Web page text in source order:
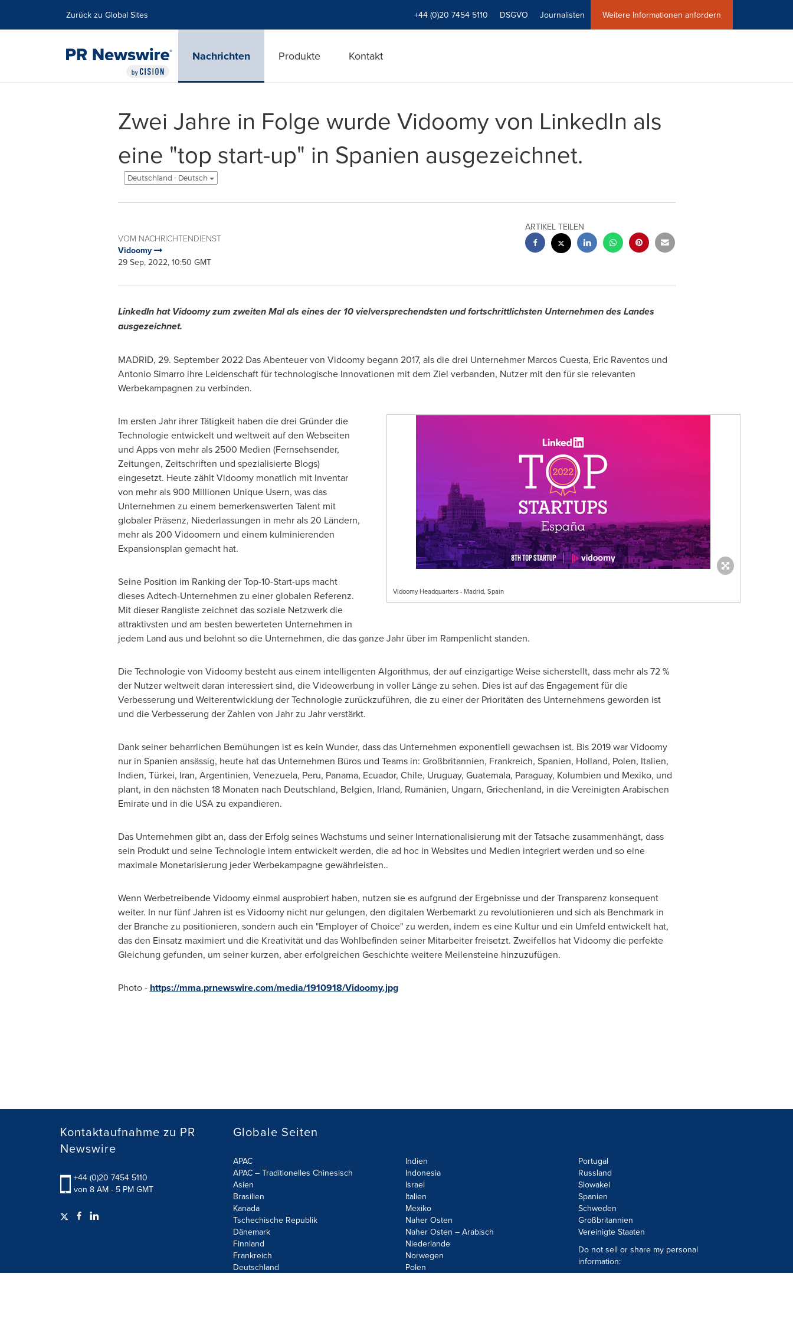
Zurück zu Global Sites +44 (0)20 7454 5110 DSGVO Journalisten Weitere Informationen anfordern
Nachrichten Produkte Kontakt
Zwei Jahre in Folge wurde Vidoomy von LinkedIn als
eine "top start-up" in Spanien ausgezeichnet.
Deutschland - Deutsch
VOM NACHRICHTENDIENST
Vidoomy
29 Sep, 2022, 10:50 GMT
ARTIKEL TEILEN
LinkedIn hat Vidoomy zum zweiten Mal als eines der 10 vielversprechendsten und fortschrittlichsten Unternehmen des Landes
ausgezeichnet.
MADRID, 29. September 2022Das Abenteuer von Vidoomy begann 2017, als die drei Unternehmer Marcos Cuesta, Eric Raventosund
Antonio Simarroihre Leidenschaft für technologische Innovationen mit dem Ziel verbanden, Nutzer mit den für sie relevanten
Werbekampagnen zu verbinden.
Vidoomy Headquarters - Madrid, Spain
Im ersten Jahr ihrer Tätigkeit haben die drei Gründer die
Technologie entwickelt und weltweit auf den Webseiten
und Apps von mehr als 2500 Medien (Fernsehsender,
Zeitungen, Zeitschriften und spezialisierte Blogs)
eingesetzt. Heute zählt Vidoomy monatlich mit Inventar
von mehr als 900 Millionen Unique Usern, was das
Unternehmen zu einem bemerkenswerten Talent mit
globaler Präsenz, Niederlassungen in mehr als 20 Ländern,
mehr als 200 Vidoomern und einem kulminierenden
Expansionsplan gemacht hat.
Seine Position im Ranking der Top-10-Start-ups macht
dieses Adtech-Unternehmen zu einer globalen Referenz.
Mit dieser Rangliste zeichnet das soziale Netzwerk die
attraktivsten und am besten bewerteten Unternehmen in
jedem Land aus und belohnt so die Unternehmen, die das ganze Jahr über im Rampenlicht standen.
Die Technologie von Vidoomy besteht aus einem intelligenten Algorithmus, der auf einzigartige Weise sicherstellt, dass mehr als 72 %
der Nutzer weltweit daran interessiert sind, die Videowerbung in voller Länge zu sehen. Dies ist auf das Engagement für die
Verbesserung und Weiterentwicklung der Technologie zurückzuführen, die zu einer der Prioritäten des Unternehmens geworden ist
und die Verbesserung der Zahlen von Jahr zu Jahr verstärkt.
Dank seiner beharrlichen Bemühungen ist es kein Wunder, dass das Unternehmen exponentiell gewachsen ist. Bis 2019 war Vidoomy
nur in Spanien ansässig, heute hat das Unternehmen Büros und Teams in: Großbritannien, Frankreich, Spanien, Holland, Polen, Italien,
Indien, Türkei, Iran, Argentinien, Venezuela, Peru, Panama, Ecuador, Chile, Uruguay, Guatemala, Paraguay, Kolumbien und Mexiko, und
plant, in den nächsten 18 Monaten nach Deutschland, Belgien, Irland, Rumänien, Ungarn, Griechenland, in die Vereinigten Arabischen
Emirate und in die USAzu expandieren.
Das Unternehmen gibt an, dass der Erfolg seines Wachstums und seiner Internationalisierung mit der Tatsache zusammenhängt, dass
sein Produkt und seine Technologie intern entwickelt werden, die ad hoc in Websites und Medien integriert werden und so eine
maximale Monetarisierung jeder Werbekampagne gewährleisten..
Wenn Werbetreibende Vidoomy einmal ausprobiert haben, nutzen sie es aufgrund der Ergebnisse und der Transparenz konsequent
weiter. In nur fünf Jahren ist es Vidoomy nicht nur gelungen, den digitalen Werbemarkt zu revolutionieren und sich als Benchmark in
der Branche zu positionieren, sondern auch ein "Employer of Choice" zu werden, indem es eine Kultur und ein Umfeld entwickelt hat,
das den Einsatz maximiert und die Kreativität und das Wohlbefinden seiner Mitarbeiter freisetzt. Zweifellos hat Vidoomy die perfekte
Gleichung gefunden, um seiner kurzen, aber erfolgreichen Geschichte weitere Meilensteine hinzuzufügen.
Photo - https://mma.prnewswire.com/media/1910918/Vidoomy.jpg
Kontaktaufnahme zu PR
Newswire
+44 (0)20 7454 5110
von 8 AM - 5 PM GMT
Globale Seiten
APAC
APAC – Traditionelles Chinesisch
Asien
Brasilien
Kanada
Tschechische Republik
Dänemark
Finnland
Frankreich
Deutschland
Indien
Indonesia
Israel
Italien
Mexiko
Naher Osten
Naher Osten – Arabisch
Niederlande
Norwegen
Polen
Portugal
Russland
Slowakei
Spanien
Schweden
Großbritannien
Vereinigte Staaten
Do not sell or share my personal
information: